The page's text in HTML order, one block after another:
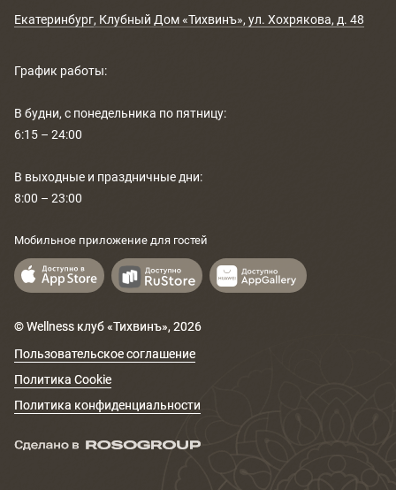
Екатеринбург, Клубный Дом «Тихвинъ», ул. Хохрякова, д. 48
График работы:
В будни, с понедельника по пятницу:
6:15 – 24:00
В выходные и праздничные дни:
8:00 – 23:00
Мобильное приложение для гостей
© Wellness клуб «Тихвинъ», 2026
Пользовательское соглашение
Политика Cookie
Политика конфиденциальности